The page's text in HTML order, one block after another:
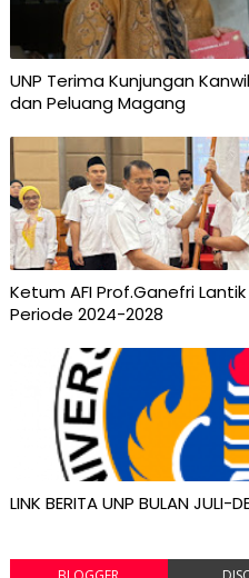
UNP Terima Kunjungan
dan Peluang Magang
Ketum AFI Prof.Ganefri
Periode 2024-2028
LINK BERITA UNP BULAN JULI-